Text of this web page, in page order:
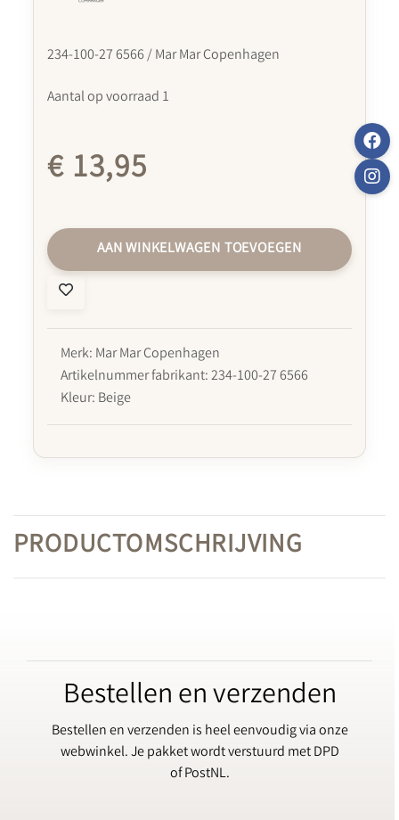
234-100-27 6566 / Mar Mar Copenhagen
Aantal op voorraad 1
€ 13,95
AAN WINKELWAGEN TOEVOEGEN
Merk: Mar Mar Copenhagen
Artikelnummer fabrikant: 234-100-27 6566
Kleur: Beige
PRODUCTOMSCHRIJVING
Bestellen en verzenden
Bestellen en verzenden is heel eenvoudig via onze
webwinkel. Je pakket wordt verstuurd met DPD
of PostNL.